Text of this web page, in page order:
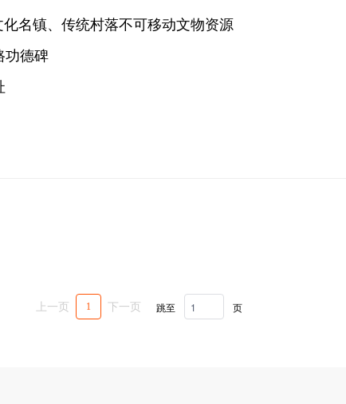
名镇、传统村落不可移动文物资源
功德碑
上一页 1 下一页 跳至 页